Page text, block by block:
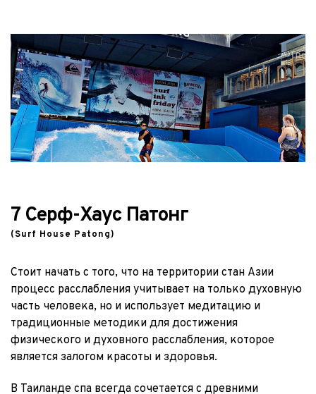
7 Серф-Хаус Патонг
(Surf House Patong)
Стоит начать с того, что на территории стан Азии
процесс расслабления учитывает на только духовную
часть человека, но и использует медитацию и
традиционные методики для достижения
физического и духовного расслабления, которое
является залогом красоты и здоровья.
В Таиланде спа всегда сочетается с древними